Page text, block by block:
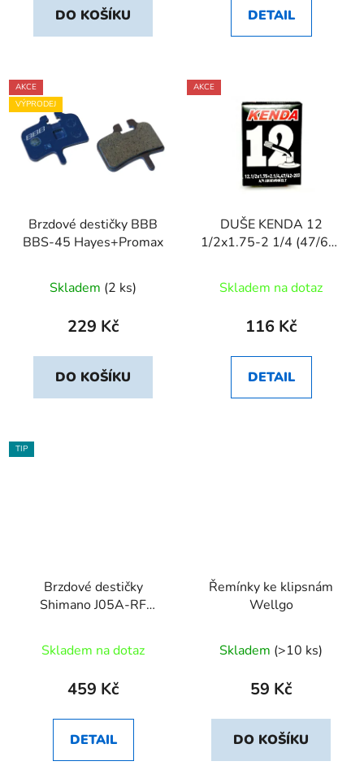
DO KOŠÍKU DETAIL
AKCE
VÝPRODEJ
Brzdové destičky BBB
BBS-45 Hayes+Promax
Skladem (2 ks)
229 Kč
DO KOŠÍKU
AKCE
DUŠE KENDA 12
1/2x1.75-2 1/4 (47/62-
Skladem na dotaz
116 Kč
DETAIL
TIP
Brzdové destičky
Shimano J05A-RF
2písté 1 pár
Skladem na dotaz
459 Kč
DETAIL
Řemínky ke klipsnám
Wellgo
Skladem (>10 ks)
59 Kč
DO KOŠÍKU